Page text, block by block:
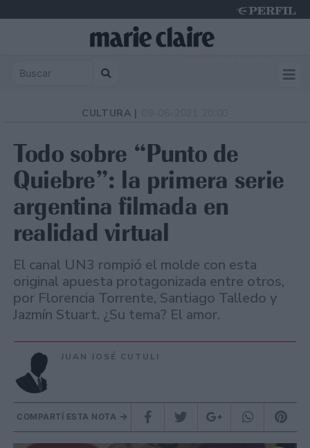
CULTURA |
Todo sobre “Punto de
Quiebre”: la primera serie
argentina filmada en
realidad virtual
El canal UN3 rompió el molde con esta
original apuesta protagonizada entre otros,
por Florencia Torrente, Santiago Talledo y
Jazmín Stuart. ¿Su tema? El amor.
JUAN JOSÉ CUTULI
COMPARTÍ ESTA NOTA